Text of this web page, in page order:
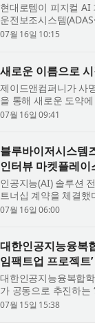
현대로템이 피지컬
운전보조시스템
ADAS는 철도의 선로
07월 16일 10:15
새로운 이름으로
제이드앤컴퍼니가 사
을 통해 새로운 도약
규모를 유지하고 있지
07월 16일 09:41
블루바이저시스템
인터뷰 마켓플레이
인공지능(AI) 솔루션
트너십 계약을 체결
티모달 기반 하이버프
07월 16일 06:00
대한인공지능융복
임팩트업 프로젝트
대한인공지능융복합
가 공동으로 추진하는
올해부터 3년간 매년
07월 15일 15:38